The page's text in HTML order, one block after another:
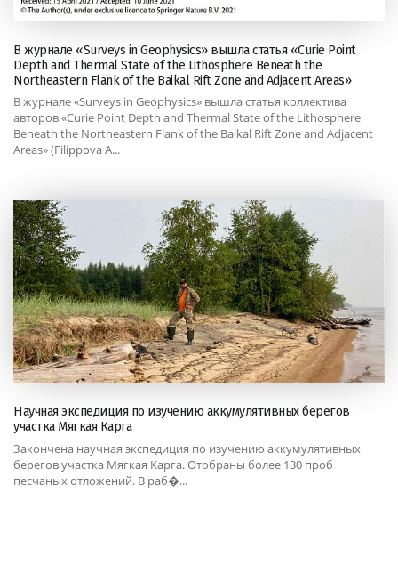
В журнале «Surveys in Geophysics» вышла статья «Curie Point
Depth and Thermal State of the Lithosphere Beneath the
Northeastern Flank of the Baikal Rift Zone and Adjacent Areas»
В журнале «Surveys in Geophysics» вышла статья коллектива
авторов «Curie Point Depth and Thermal State of the Lithosphere
Beneath the Northeastern Flank of the Baikal Rift Zone and Adjacent
Areas» (Filippova A...
Научная экспедиция по изучению аккумулятивных берегов
участка Мягкая Карга
Закончена научная экспедиция по изучению аккумулятивных
берегов участка Мягкая Карга. Отобраны более 130 проб
песчаных отложений. В раб�...